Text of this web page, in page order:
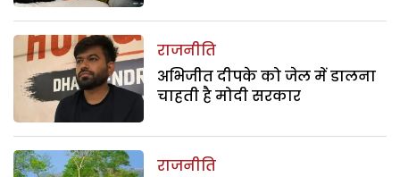
राजनीति
अभिजीत दीपके को जेल में डालना
चाहती है मोदी सरकार
राजनीति